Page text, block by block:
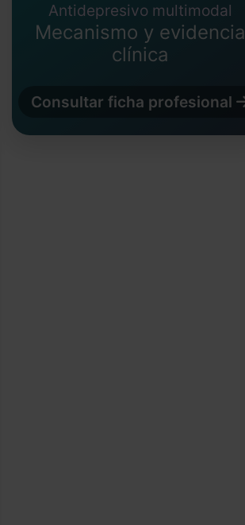
Antidepresivo multimodal
Mecanismo y evidencia
clínica
Consultar ficha profesional